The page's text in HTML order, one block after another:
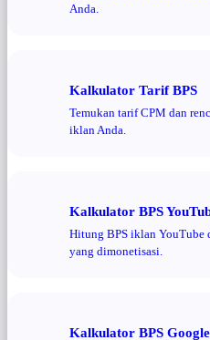
Anda.
Kalkulator Tarif BPS
Temukan tarif CPM dan
iklan Anda.
Kalkulator BPS
Hitung BPS iklan YouTube
yang dimonetisasi.
Kalkulator BPS